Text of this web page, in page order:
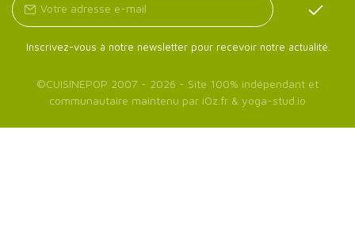
Inscrivez-vous à notre newsletter pour recevoir notre actualité.
©CUISINEPOP 2007 - 2026 - Site 100% indépendant et
communautaire maintenu par iOz.fr & yoga-stud.io